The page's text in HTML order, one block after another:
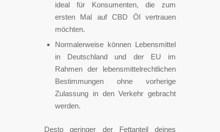
ideal für Konsumenten, die zum
ersten Mal auf CBD Öl vertrauen
möchten.
Normalerweise können Lebensmittel
in Deutschland und der EU im
Rahmen der lebensmittelrechtlichen
Bestimmungen ohne vorherige
Zulassung in den Verkehr gebracht
werden.
Desto geringer der Fettanteil deines